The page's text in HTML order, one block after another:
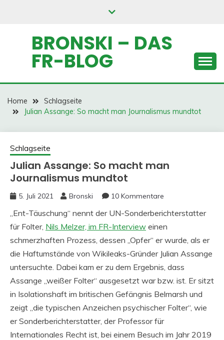
BRONSKI – DAS
FR-BLOG
Home
Schlagseite
Julian Assange: So macht man Journalismus mundtot
Schlagseite
Julian Assange: So macht man
Journalismus mundtot
5. Juli 2021 Bronski 10 Kommentare
„Ent-Täuschung“ nennt der UN-Sonderberichterstatter
für Folter, Nils Melzer, im FR-Interview einen
schmerzhaften Prozess, dessen „Opfer“ er wurde, als er
die Haftumstände von Wikileaks-Gründer Julian Assange
untersuchte. Dabei kam er zu dem Ergebnis, dass
Assange „weißer Folter“ ausgesetzt war bzw. ist. Er sitzt
in Isolationshaft im britischen Gefängnis Belmarsh und
zeigt „die typischen Anzeichen psychischer Folter“, wie
er Sonderberichterstatter, der Professor für
Internationales Recht ist, bei einem Besuch im Jahr 2019